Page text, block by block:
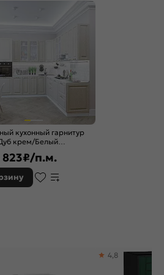
кухонный гарнитур
крем/Белый
2700x600
823₽/п.м.
4,8